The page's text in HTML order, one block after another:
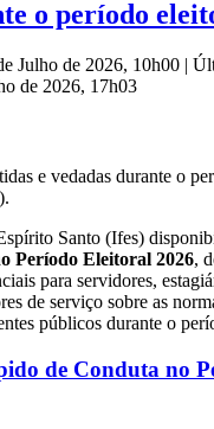
o período
Julho de 2026, 10h00 |
de 2026, 17h03
e vedadas durante o
Santo (Ifes)
Período Eleitoral 2026,
para servidores,
de serviço sobre as
públicos durante o
de Conduta no